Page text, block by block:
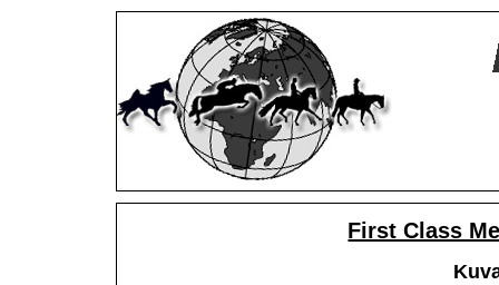
First Class